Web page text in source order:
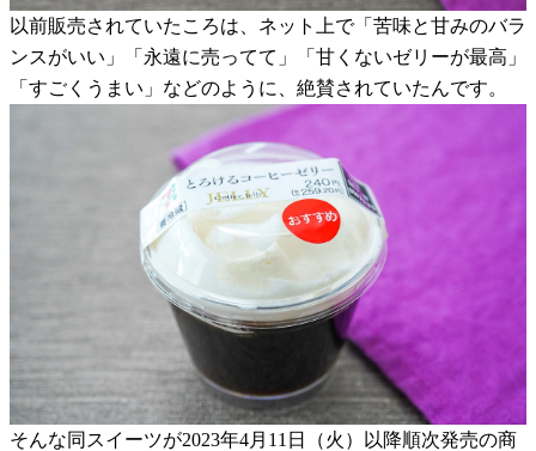
以前販売されていたころは、ネット上で「苦味と甘みのバラ
ンスがいい」「永遠に売ってて」「甘くないゼリーが最高」
「すごくうまい」などのように、絶賛されていたんです。
そんな同スイーツが2023年4月11日（火）以降順次発売の商